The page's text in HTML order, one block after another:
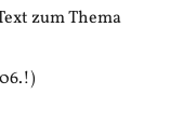
zum Thema